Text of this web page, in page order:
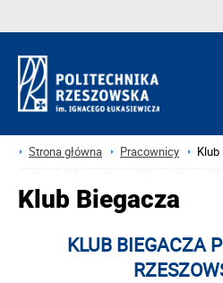
Strona główna Pracownicy Klub
Klub Biegacza
KLUB BIEGACZA